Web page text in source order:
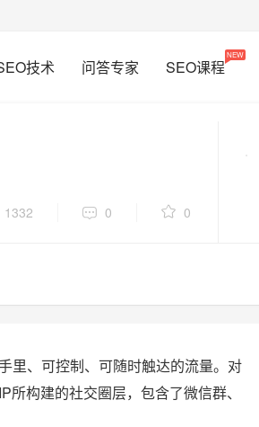
技术 问答专家 SEO课程
NEW
1332 0 0
里、可控制、可随时触达的流量。对
构建的社交圈层，包含了微信群、